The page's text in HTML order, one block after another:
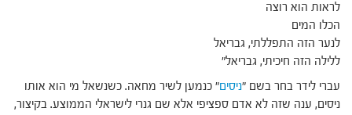
לראות הוא רוצה
הכלו המים
לנער הזה התפללתי, גבריאל
ללילה הזה חיכיתי, גבריאל"
עברי לידר בחר בשם "ניסים" כנמען לשיר מחאה. כשנשאל מי הוא אותו
ניסים, ענה שזה לא אדם ספציפי אלא שם גנרי לישראלי הממוצע. בקיצור,